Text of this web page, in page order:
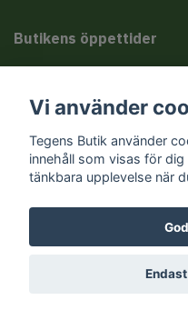
Butikens öppettider
Sociala medier
© 2026
Vi använder
Tegens Butik använder
innehåll som visas för
tänkbara upplevelse när